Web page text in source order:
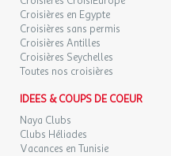
Croisières en Egypte
Croisières sans permis
Croisières Antilles
Croisières Seychelles
Toutes nos croisières
IDEES & COUPS DE COEUR
Naya Clubs
Clubs Héliades
Vacances en Tunisie